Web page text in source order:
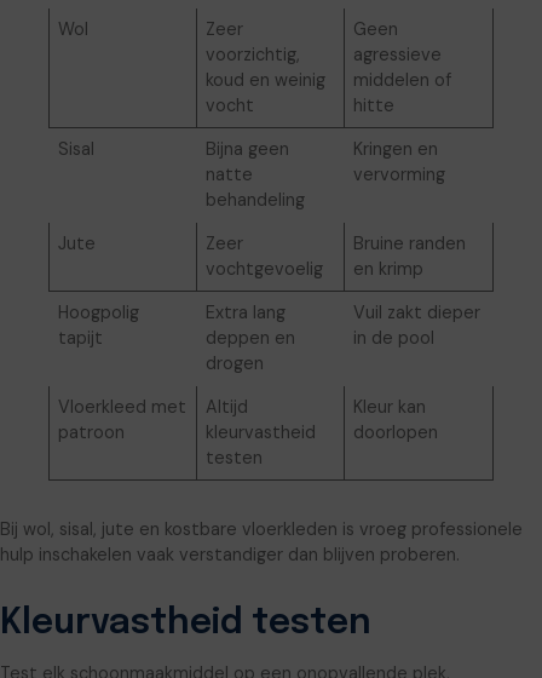
Wol
Zeer
voorzichtig,
koud en weinig
vocht
Geen
agressieve
middelen of
hitte
Sisal
Bijna geen
natte
behandeling
Kringen en
vervorming
Jute
Zeer
vochtgevoelig
Bruine randen
en krimp
Hoogpolig
tapijt
Extra lang
deppen en
drogen
Vuil zakt dieper
in de pool
Vloerkleed met
patroon
Altijd
kleurvastheid
testen
Kleur kan
doorlopen
Bij wol, sisal, jute en kostbare vloerkleden is vroeg professionele
hulp inschakelen vaak verstandiger dan blijven proberen.
Kleurvastheid testen
Test elk schoonmaakmiddel op een onopvallende plek,